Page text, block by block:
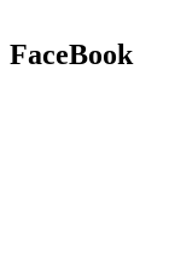
FaceBook